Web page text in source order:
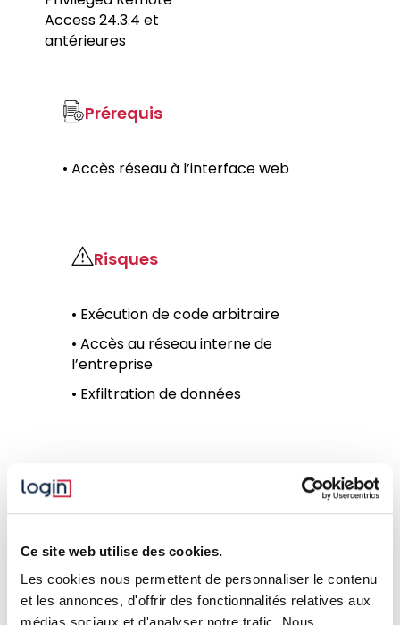
Ce site web utilise des cookies.
Les cookies nous permettent de personnaliser le contenu
et les annonces, d'offrir des fonctionnalités relatives aux
Access 24.3.4 et
antérieures
Prérequis
• Accès réseau à l’interface web
Risques
• Exécution de code arbitraire
• Accès au réseau interne de
l’entreprise
• Exfiltration de données
Résumé
de code” affectant les solutions Remote
Support (RS) et Privileged Remote Access
(PRA) a récemment été publiée par